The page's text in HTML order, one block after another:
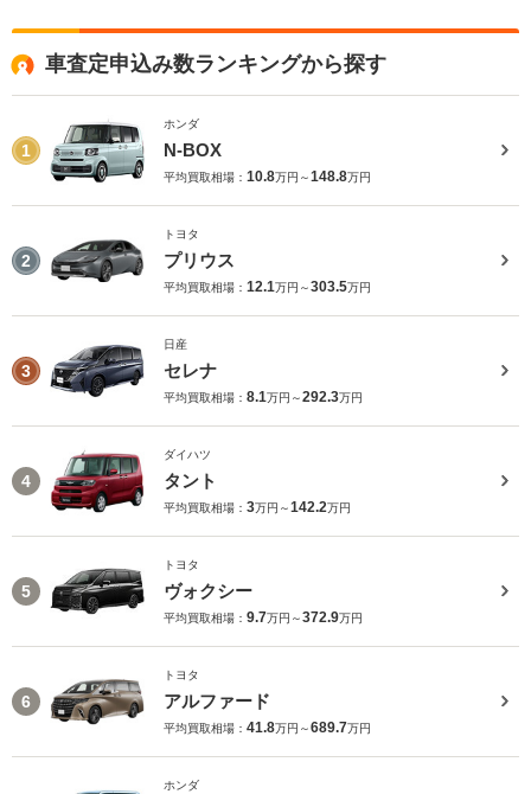
車査定申込み数ランキングから探す
1
ホンダ
N-BOX
平均買取相場： 10.8万円～148.8万円
2
トヨタ
プリウス
平均買取相場： 12.1万円～303.5万円
3
日産
セレナ
平均買取相場： 8.1万円～292.3万円
4
ダイハツ
タント
平均買取相場： 3万円～142.2万円
5
トヨタ
ヴォクシー
平均買取相場： 9.7万円～372.9万円
6
トヨタ
アルファード
平均買取相場： 41.8万円～689.7万円
ホンダ